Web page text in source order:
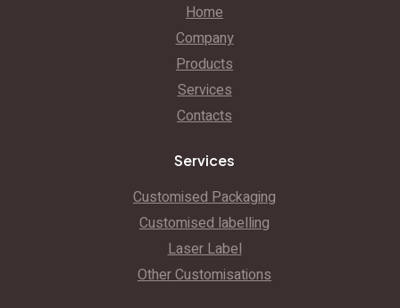
Home
Company
Products
Services
Contacts
Services
Customised Packaging
Customised labelling
Laser Label
Other Customisations